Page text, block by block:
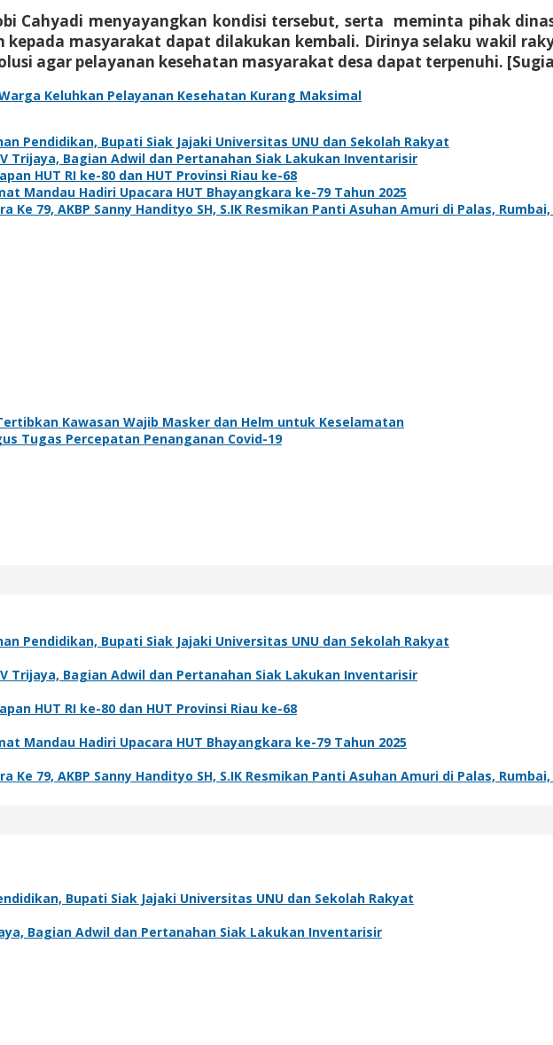
Cahyadi menyayangkan kondisi tersebut, serta meminta pihak
kepada masyarakat dapat dilakukan kembali. Dirinya selaku wakil
agar pelayanan kesehatan masyarakat desa dapat terpenuhi.
Keluhkan Pelayanan Kesehatan Kurang Maksimal
Pendidikan, Bupati Siak Jajaki Universitas UNU dan Sekolah Rakyat
Trijaya, Bagian Adwil dan Pertanahan Siak Lakukan Inventarisir
HUT RI ke-80 dan HUT Provinsi Riau ke-68
Mandau Hadiri Upacara HUT Bhayangkara ke-79 Tahun 2025
Ke 79, AKBP Sanny Handityo SH, S.IK Resmikan Panti Asuhan Amuri di Palas, Rumbai,
Kawasan Wajib Masker dan Helm untuk Keselamatan
Tugas Percepatan Penanganan Covid-19
Pendidikan, Bupati Siak Jajaki Universitas UNU dan Sekolah Rakyat
Trijaya, Bagian Adwil dan Pertanahan Siak Lakukan Inventarisir
HUT RI ke-80 dan HUT Provinsi Riau ke-68
Mandau Hadiri Upacara HUT Bhayangkara ke-79 Tahun 2025
Ke 79, AKBP Sanny Handityo SH, S.IK Resmikan Panti Asuhan Amuri di Palas, Rumbai,
Bupati Siak Jajaki Universitas UNU dan Sekolah Rakyat
Bagian Adwil dan Pertanahan Siak Lakukan Inventarisir